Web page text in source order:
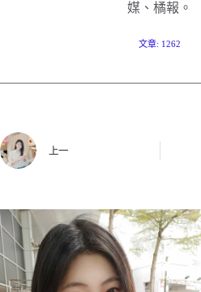
媒、橘報。
文章: 1262
上一